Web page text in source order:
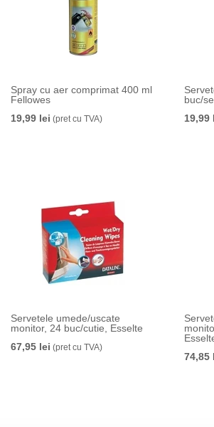
Spray cu aer comprimat 400 ml
Fellowes
19,99 lei (pret cu TVA)
buc/
19,99
Servetele umede/uscate
monitor, 24 buc/cutie, Esselte
67,95 lei (pret cu TVA)
74,85